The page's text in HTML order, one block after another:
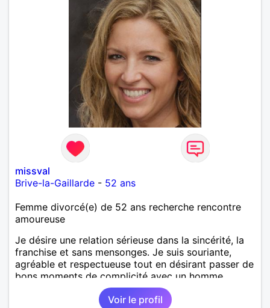
missval
Brive-la-Gaillarde - 52 ans
Femme divorcé(e) de 52 ans recherche rencontre
amoureuse
Je désire une relation sérieuse dans la sincérité, la
franchise et sans mensonges. Je suis souriante,
agréable et respectueuse tout en désirant passer de
bons moments de complicité avec un homme
voulant aller dans la même direction que moi.
Voir le profil